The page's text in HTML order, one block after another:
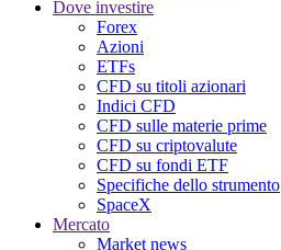
Dove investire
Forex
Azioni
ETFs
CFD su titoli azionari
Indici CFD
CFD sulle materie prime
CFD su criptovalute
CFD su fondi ETF
Specifiche dello strumento
SpaceX
Mercato
Market news